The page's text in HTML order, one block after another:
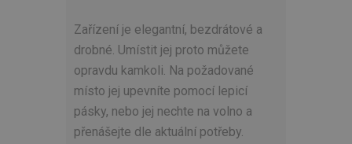
Zařízení je elegantní, bezdrátové a
drobné. Umístit jej proto můžete
opravdu kamkoli. Na požadované
místo jej upevníte pomocí lepicí
pásky, nebo jej nechte na volno a
přenášejte dle aktuální potřeby.